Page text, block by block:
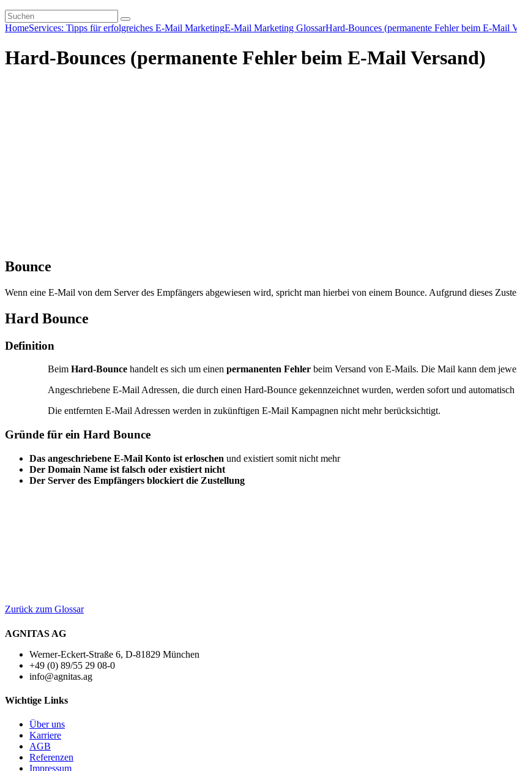
HomeServices: Tipps für erfolgreiches E-Mail MarketingE-Mail Marketing GlossarHard-Bounces (permanente Fehler beim E-Mail
Hard-Bounces (permanente Fehler beim E-Mail Versand)
Bounce
Wenn eine E-Mail von dem Server des Empfängers abgewiesen wird, spricht man hierbei von einem Bounce. Aufgrund dieses
Hard Bounce
Definition
Beim Hard-Bounce handelt es sich um einen permanenten Fehler beim Versand von E-Mails. Die Mail kann dem
Angeschriebene E-Mail Adressen, die durch einen Hard-Bounce gekennzeichnet wurden, werden sofort und
Die entfernten E-Mail Adressen werden in zukünftigen E-Mail Kampagnen nicht mehr berücksichtigt.
Gründe für ein Hard Bounce
Das angeschriebene E-Mail Konto ist erloschen und existiert somit nicht mehr
Der Domain Name ist falsch oder existiert nicht
Der Server des Empfängers blockiert die Zustellung
Zurück zum Glossar
AGNITAS AG
Werner-Eckert-Straße 6, D-81829 München
+49 (0) 89/55 29 08-0
info@agnitas.ag
Wichtige Links
Über uns
Karriere
AGB
Referenzen
Impressum